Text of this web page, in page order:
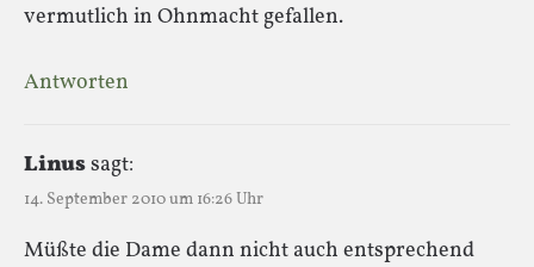
vermutlich in Ohnmacht gefallen.
Antworten
Linussagt:
14. September 2010 um 16:26 Uhr
Müßte die Dame dann nicht auch entsprechend